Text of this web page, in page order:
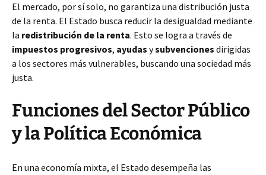
El mercado, por sí solo, no garantiza una distribución justa
de la renta. El Estado busca reducir la desigualdad mediante
la redistribución de la renta. Esto se logra a través de
impuestos progresivos, ayudas ysubvenciones dirigidas
a los sectores más vulnerables, buscando una sociedad más
justa.
Funciones del Sector Público
y la Política Económica
En una economía mixta, el Estado desempeña las